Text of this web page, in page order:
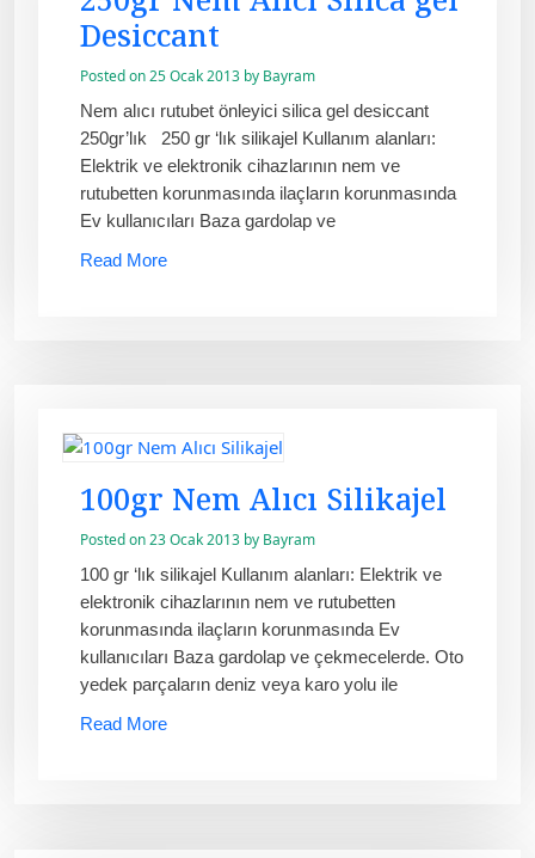
Desiccant
Posted on25 Ocak 2013 by Bayram
Nem alıcı rutubet önleyici silica gel desiccant
250gr’lık 250 gr ‘lık silikajel Kullanım alanları:
Elektrik ve elektronik cihazlarının nem ve
rutubetten korunmasında ilaçların korunmasında
Ev kullanıcıları Baza gardolap ve
Read More
100gr Nem Alıcı Silikajel
Posted on23 Ocak 2013 by Bayram
100 gr ‘lık silikajel Kullanım alanları: Elektrik ve
elektronik cihazlarının nem ve rutubetten
korunmasında ilaçların korunmasında Ev
kullanıcıları Baza gardolap ve çekmecelerde. Oto
yedek parçaların deniz veya karo yolu ile
Read More